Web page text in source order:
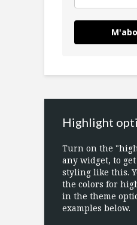
Highlight
Turn on the
any widget, to
styling like this.
the colors for
in the theme
examples below.